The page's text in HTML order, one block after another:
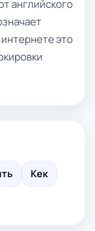
английского
это
Кек